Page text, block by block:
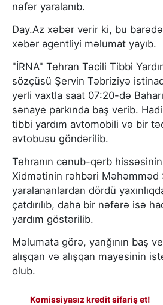
nəfər yaralanıb.
Day.Az xəbər verir ki, bu
xəbər agentliyi məlumat yayıb.
"İRNA" Tehran Təcili Tibbi
sözçüsü Şervin Təbriziyə
yerli vaxtla saat 07:20-də
sənaye parkında baş verib.
tibbi yardım avtomobili və bir
avtobusu göndərilib.
Tehranın cənub-qərb
Xidmətinin rəhbəri Məhəmməd
yaralananlardan dördü
çatdırılıb, daha bir nəfərə isə
yardım göstərilib.
Məlumata görə, yanğının baş
alışqan və alışqan mayesinin
olub.
Komissiyasız kredit sifariş et!